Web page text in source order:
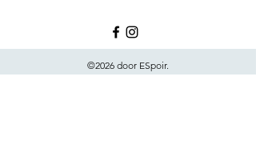
©2026 door ESpoir.